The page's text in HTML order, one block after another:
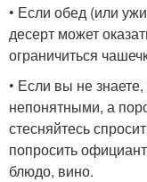
• Если обед (или
десерт может
ограничиться
• Если вы не
непонятными, а
стесняйтесь
попросить
блюдо, вино.